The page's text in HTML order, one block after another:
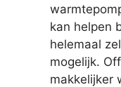
kan helpen
helemaal
mogelijk.
makkelijker